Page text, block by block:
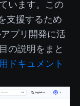
います。この
支援するため
プリ開発に活
の説明をまと
ドキュメント